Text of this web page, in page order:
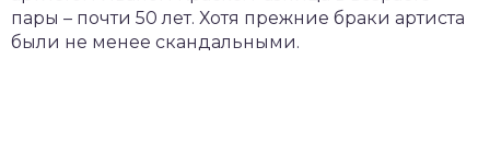
пары – почти 50 лет. Хотя прежние браки артиста
были не менее скандальными.